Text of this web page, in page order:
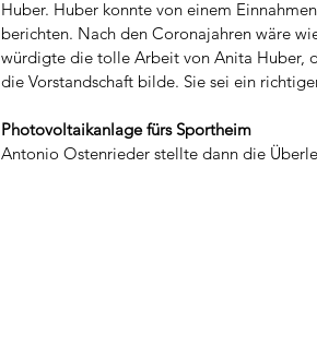
Huber. Huber konnte von einem
berichten. Nach den Coronajahren wäre
würdigte die tolle Arbeit von Anita Huber,
die Vorstandschaft bilde. Sie sei ein
Photovoltaikanlage fürs Sportheim
Antonio Ostenrieder stellte dann die